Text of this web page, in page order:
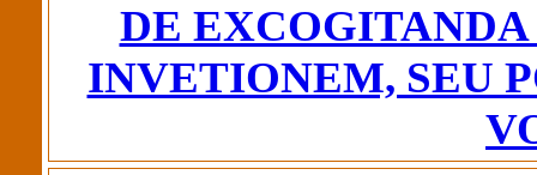
DE
INVETIONEM, SEU